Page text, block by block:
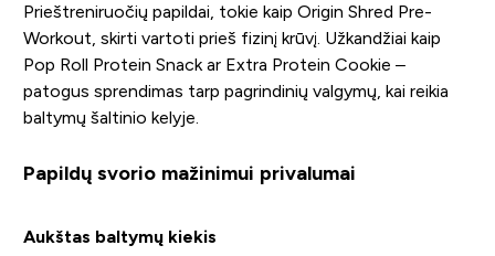
Prieštreniruočių papildai, tokie kaip Origin Shred Pre-
Workout, skirti vartoti prieš fizinį krūvį. Užkandžiai kaip
Pop Roll Protein Snack ar Extra Protein Cookie –
patogus sprendimas tarp pagrindinių valgymų, kai reikia
baltymų šaltinio kelyje.
Papildų svorio mažinimui privalumai
Aukštas baltymų kiekis